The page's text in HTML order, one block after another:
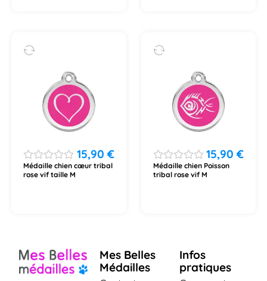
15,90 €
Médaille chien cœur tribal
rose vif taille M
15,90€
Médaille chien Poisson
tribal rose vif M
Mes Belles
Médailles
Infos
pratiques